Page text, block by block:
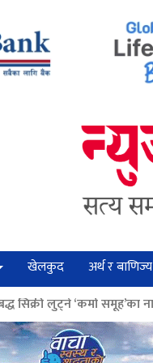
खेलकुद अर्थ र बाणिज्य
समूह’का नाइकेसहित पाँच पक्राउ